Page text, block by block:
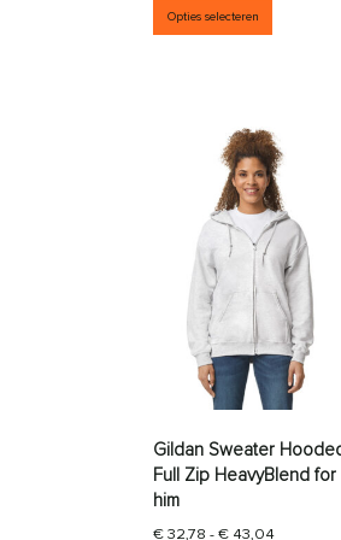
Opties selecteren
Gildan Sweater
Full Zip HeavyBlend for
him
€32,78 - € 43,04